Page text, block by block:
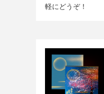
軽にどうぞ！